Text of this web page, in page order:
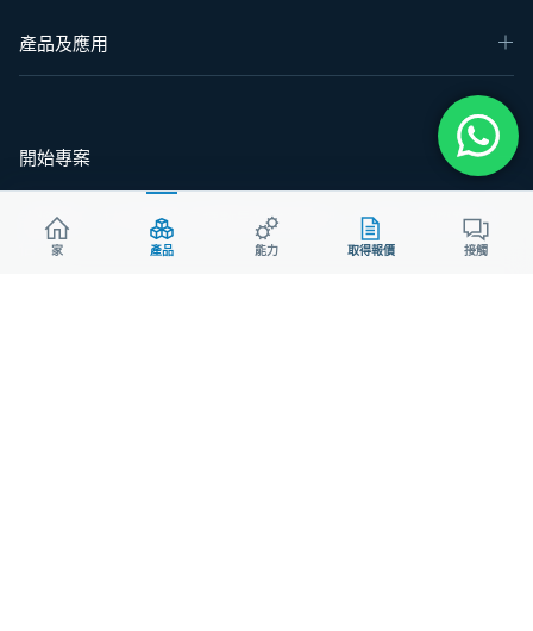
產品及應用
開始專案
請將圖紙、材料清單和目標數量發送給我們，以便進行實際製造評
估。.家 產品 能力 取得報價 接觸